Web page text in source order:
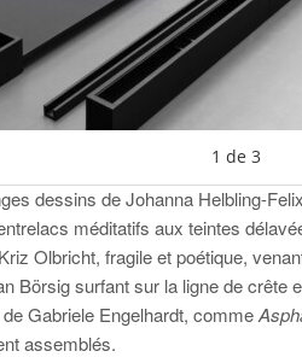
1 de 3
dessins de Johanna Helbling-
méditatifs aux teintes
Olbricht, fragile et poétique,
Börsig surfant sur la ligne de crête
Gabriele Engelhardt, comme
assemblés.